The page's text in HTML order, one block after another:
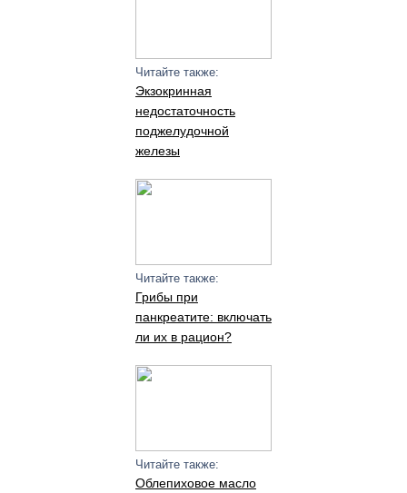
Читайте также:
Экзокринная
недостаточность
поджелудочной
железы
Читайте также:
Грибы при
панкреатите: включать
ли их в рацион?
Читайте также:
Облепиховое масло